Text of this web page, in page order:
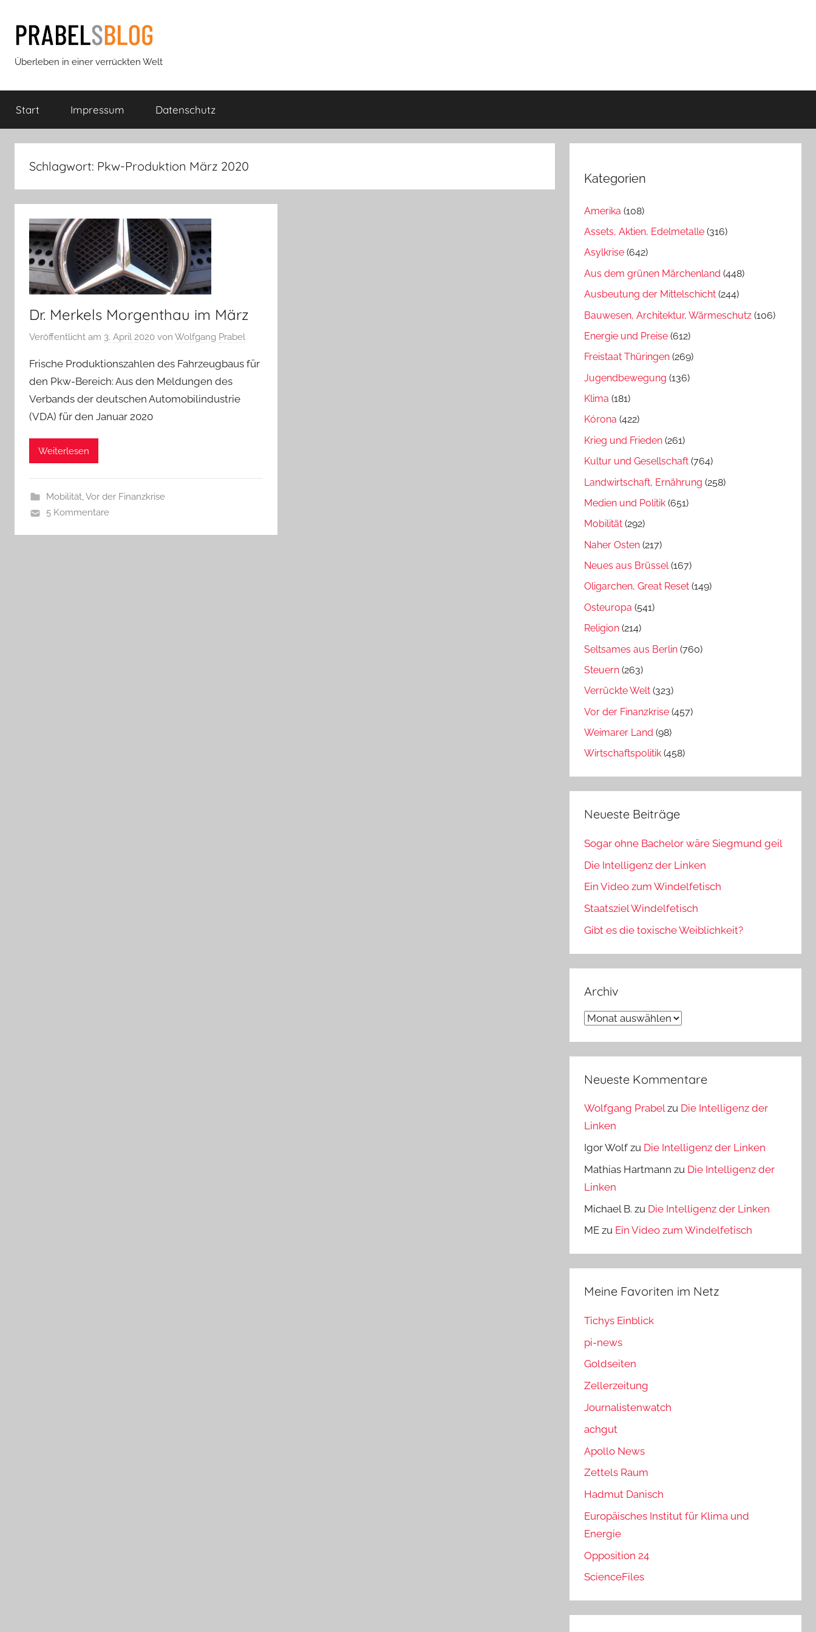
Inhalt
springen
Prabels
Blog
Überleben in einer verrückten Welt
Start Impressum Datenschutz
Schlagwort: Pkw-Produktion März 2020
Dr. Merkels Morgenthau im März
Veröffentlicht am 3. April 2020 von Wolfgang Prabel
Frische Produktionszahlen des Fahrzeugbaus für
den Pkw-Bereich: Aus den Meldungen des
Verbands der deutschen Automobilindustrie
(VDA) für den Januar 2020
Weiterlesen
Mobilität,Vor der Finanzkrise
5 Kommentare
Kategorien
Amerika (108)
Assets, Aktien, Edelmetalle (316)
Asylkrise (642)
Aus dem grünen Märchenland (448)
Ausbeutung der Mittelschicht (244)
Bauwesen, Architektur, Wärmeschutz (106)
Energie und Preise (612)
Freistaat Thüringen (269)
Jugendbewegung (136)
Klima (181)
Kórona (422)
Krieg und Frieden (261)
Kultur und Gesellschaft (764)
Landwirtschaft, Ernährung (258)
Medien und Politik (651)
Mobilität (292)
Naher Osten (217)
Neues aus Brüssel(167)
Oligarchen, Great Reset (149)
Osteuropa (541)
Religion (214)
Seltsames aus Berlin (760)
Steuern (263)
Verrückte Welt (323)
Vor der Finanzkrise (457)
Weimarer Land (98)
Wirtschaftspolitik (458)
Neueste Beiträge
Sogar ohne Bachelor wäre Siegmund geil
Die Intelligenz der Linken
Ein Video zum Windelfetisch
Staatsziel Windelfetisch
Gibt es die toxische Weiblichkeit?
Archiv
Archiv
Neueste Kommentare
Wolfgang Prabelzu Die Intelligenz der
Linken
Igor Wolf zu Die Intelligenz der Linken
Mathias Hartmann zu Die Intelligenz der
Linken
Michael B. zu Die Intelligenz der Linken
ME zu Ein Video zum Windelfetisch
Meine Favoriten im Netz
Tichys Einblick
pi-news
Goldseiten
Zellerzeitung
Journalistenwatch
achgut
Apollo News
Zettels Raum
Hadmut Danisch
Europäisches Institut für Klima und
Energie
Opposition 24
ScienceFiles